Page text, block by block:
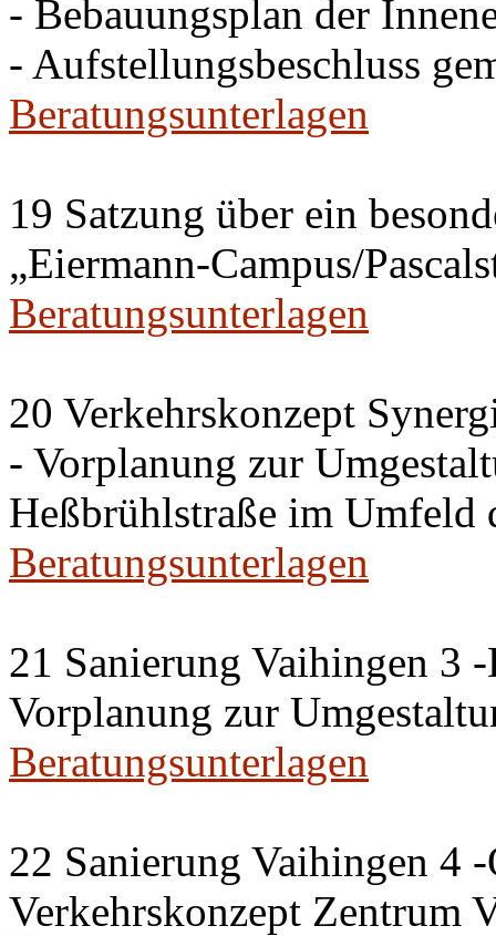
- Bebauungsplan der
- Aufstellungsbeschluss
Beratungsunterlagen
19 Satzung über ein
„Eiermann-Campus/
Beratungsunterlagen
20 Verkehrskonzept
- Vorplanung zur
Heßbrühlstraße im Umfeld
Beratungsunterlagen
21 Sanierung Vaihingen 3
Vorplanung zur
Beratungsunterlagen
22 Sanierung Vaihingen 4
Verkehrskonzept Zentrum